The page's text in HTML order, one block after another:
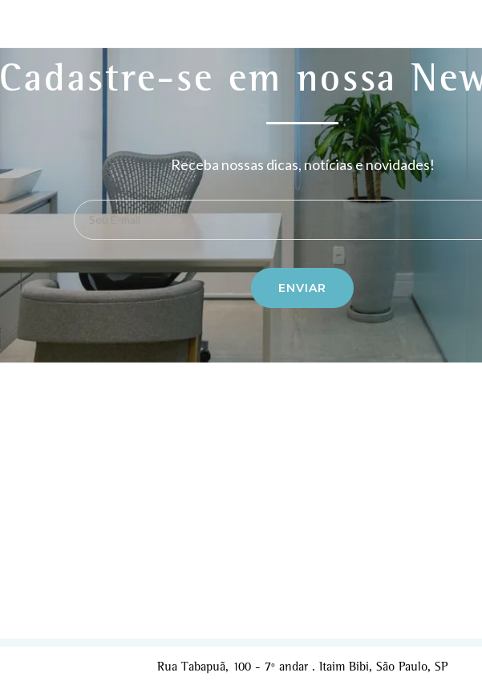
Cadastre-se em nossa
Receba nossas dicas, notícias e novidades!
ENVIAR
Rua Tabapuã, 100 - 7º andar . Itaim Bibi, São Paulo, SP